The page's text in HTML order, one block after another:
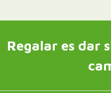
Regalar es dar